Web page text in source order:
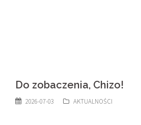
Do zobaczenia, Chizo!
2026-07-03 AKTUALNOŚCI